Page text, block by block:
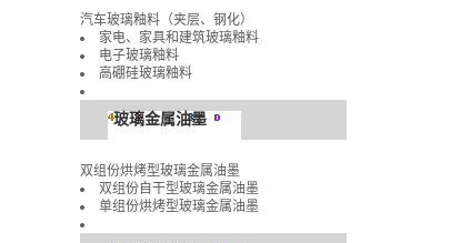
汽车玻璃釉料（夹层、钢化）
家电、家具和建筑玻璃釉料
电子玻璃釉料
高硼硅玻璃釉料
玻璃金属油墨
双组份烘烤型玻璃金属油墨
双组份自干型玻璃金属油墨
单组份烘烤型玻璃金属油墨